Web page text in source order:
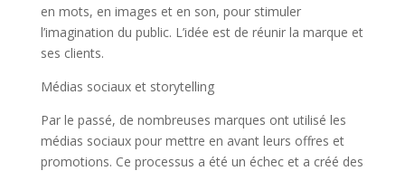
en mots, en images et en son, pour stimuler
l’imagination du public. L’idée est de réunir la marque et
ses clients.
Médias sociaux et storytelling
Par le passé, de nombreuses marques ont utilisé les
médias sociaux pour mettre en avant leurs offres et
promotions. Ce processus a été un échec et a créé des